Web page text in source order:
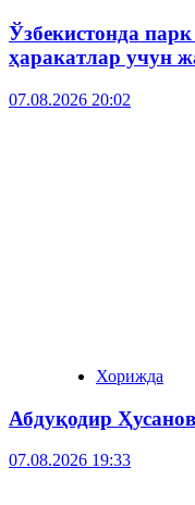
Ўзбекистонда
ҳаракатлар учун
07.08.2026 20:02
Хорижда
Абдуқодир
07.08.2026 19:33